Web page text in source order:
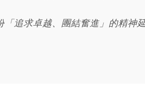
求卓越、團結奮進」的精神